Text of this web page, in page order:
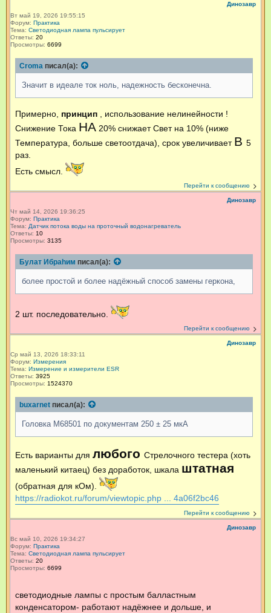
Динозавр
Вт май 19, 2026 19:55:15
Форум: Практика
Тема: Светодиодная лампа пульсирует
Ответы: 20
Просмотры: 6699
Croma писал(а):
Значит в идеале ток ноль, надежность бесконечна.
Примерно, принцип
, использование нелинейности !
Снижение Тока НА 20% снижает Свет на 10% (ниже
Температура, больше светоотдача), срок увеличивает В 5
раз.
Есть смысл.
Перейти к сообщению
Динозавр
Чт май 14, 2026 19:36:25
Форум: Практика
Тема: Датчик потока воды на проточный водонагреватель
Ответы: 10
Просмотры: 3135
Булат Ибраһим писал(а):
более простой и более надёжный способ замены геркона,
2 шт. последовательно.
Перейти к сообщению
Динозавр
Ср май 13, 2026 18:33:11
Форум: Измерения
Тема: Измерение и измерители ESR
Ответы: 3925
Просмотры: 1524370
buxarnet писал(а):
Головка М68501 по документам 250 ± 25 мкА
Есть варианты для любого Стрелочного тестера (хоть
маленький китаец) без доработок, шкала штатная
(обратная для кОм).
https://radiokot.ru/forum/viewtopic.php ... 4a06f2bc46
Перейти к сообщению
Динозавр
Вс май 10, 2026 19:34:27
Форум: Практика
Тема: Светодиодная лампа пульсирует
Ответы: 20
Просмотры: 6699
светодиодные лампы с простым балластным
конденсатором- работают надёжнее и дольше, и